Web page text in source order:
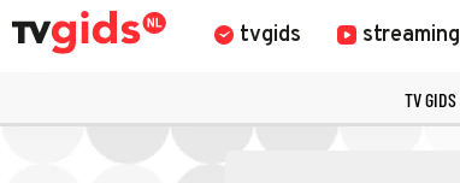
tvgids streaming
TV GIDS